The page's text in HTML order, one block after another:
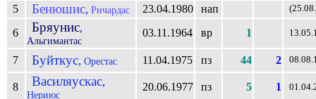
5 Бенюшис, Ричардас 23.04.1980 нап
6 Бряунис,
Альгимантас
03.11.1964 вр 1
7 Буйткус, Орестас 11.04.1975 пз 44 2
8 Василяускас,
Нериюс
20.06.1977 пз 5 1